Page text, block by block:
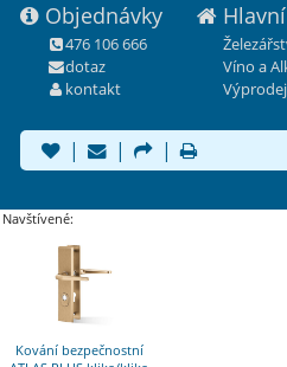
Objednávky
476 106 666
dotaz
kontakt
Víno a
Výprodej
| | |
Navštívené:
Kování bezpečnostní